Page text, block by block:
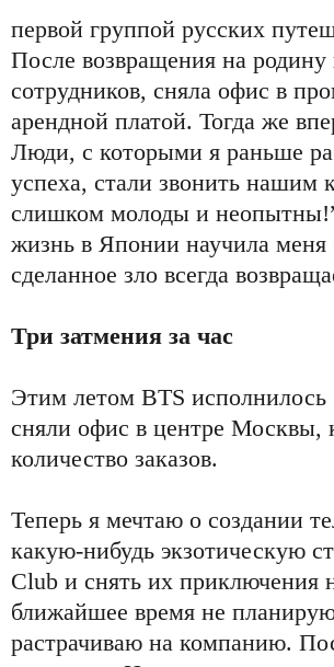
первой группой русских
После возвращения на
сотрудников, сняла офис в
арендной платой. Тогда же
Люди, с которыми я раньше
успеха, стали звонить нашим
слишком молоды и
жизнь в Японии научила
сделанное зло всегда
Три затмения за час
Этим летом BTS
сняли офис в центре Москвы,
количество заказов.
Теперь я мечтаю о создании
какую-нибудь экзотическую
Club и снять их приключения
ближайшее время не
растрачиваю на компанию.